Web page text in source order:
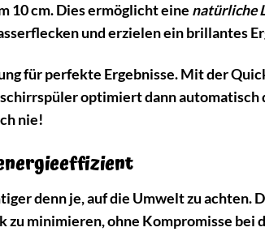
10 cm. Dies ermöglicht eine natürliche
und erzielen ein brillantes
für perfekte Ergebnisse. Mit der
optimiert dann automatisch
nie!
denn je, auf die Umwelt zu achten.
zu minimieren, ohne Kompromisse bei